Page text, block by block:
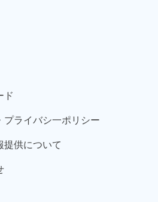
ド
ライバシ一ポリシー
提供について